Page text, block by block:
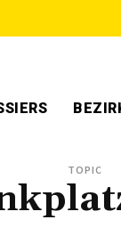
TOPIC